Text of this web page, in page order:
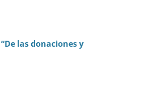
“De las donaciones y